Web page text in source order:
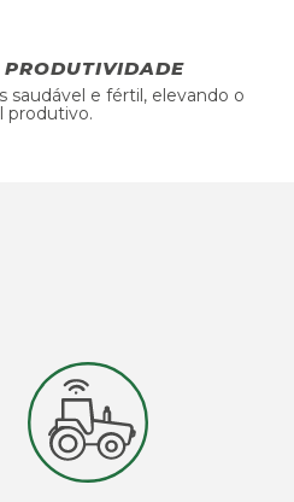
saudável e fértil, elevando o
produtivo.